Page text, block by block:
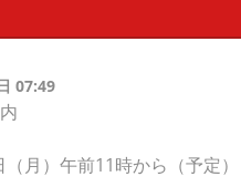
07:49
月）午前11時から（予定）